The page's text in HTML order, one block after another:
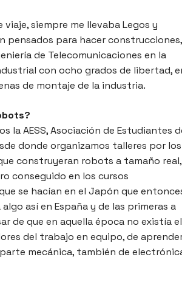
siempre me llevaba Legos y
pensados para hacer construcciones,
de Telecomunicaciones en la
con ocho grados de libertad,
de montaje de la industria.
la AESS, Asociación de Estudiantes
donde organizamos talleres por los
construyeran robots a tamaño real,
conseguido en los cursos
se hacían en el Japón que
así en España y de las primeras a
de que en aquella época no existía el
del trabajo en equipo, de
mecánica, también de